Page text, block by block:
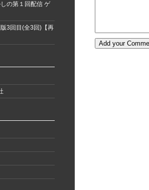
の第１回配信 ゲ
3回目(全3回)【再